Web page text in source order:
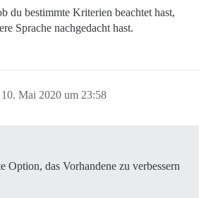
du bestimmte Kriterien beachtet hast,
Sprache nachgedacht hast.
10. Mai 2020 um 23:58
Option, das Vorhandene zu verbessern